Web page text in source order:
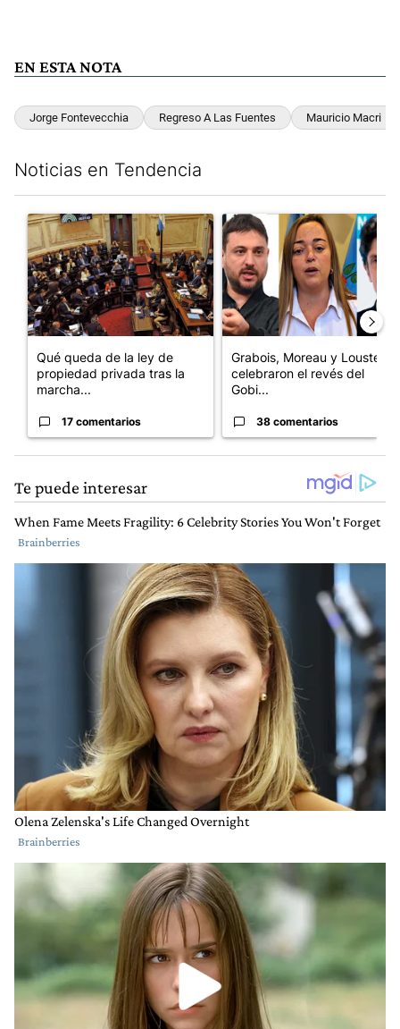
EN ESTA NOTA
Jorge Fontevecchia Regreso A Las Fuentes Mauricio Macri
Noticias en Tendencia
Un artículo de tendencia con el título "Qué queda de la ley de
Qué queda de la ley de
propiedad privada tras la
marcha...
17 comentarios
Un artículo de tendencia con
Grabois, Moreau y Lousteau
celebraron el revés del
Gobi...
38 comentarios